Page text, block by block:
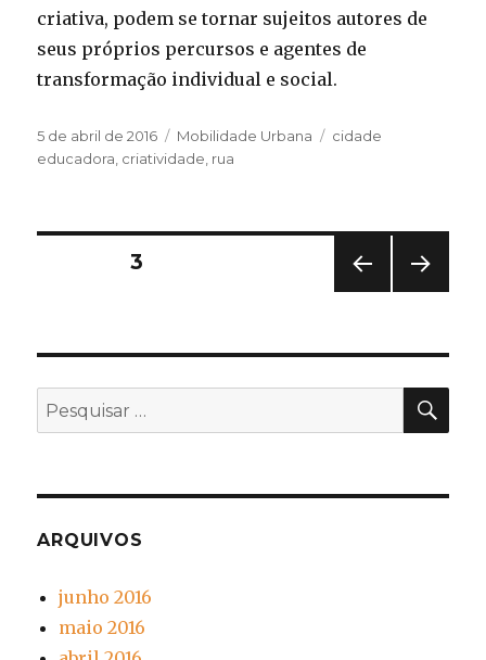
criativa, podem se tornar sujeitos autores de
seus próprios percursos e agentes de
transformação individual e social.
Publicado
em
5 de abril de 2016 Categorias
Mobilidade Urbana Tags
cidade
educadora criatividade rua
Paginação
posts
ERIO
R
PÁGINA3
NA
Pesquisar
por:
ARQUIVOS
junho 2016
maio 2016